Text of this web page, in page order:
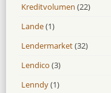
Kreditvolumen (22)
Lande(1)
Lendermarket(32)
Lendico (3)
Lenndy(1)